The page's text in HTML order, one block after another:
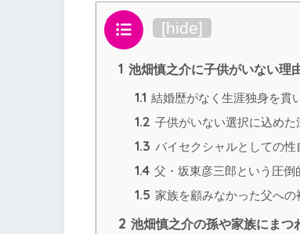
目次 [hide]
1 池畑慎之介に子供がいない理
1.1 結婚歴がなく生涯独身を貫
1.2 子供がいない選択に込めた
1.3 バイセクシャルとしての
1.4 父・坂東彦三郎という圧倒
1.5 家族を顧みなかった父への
2 池畑慎之介の孫や家族にまつ